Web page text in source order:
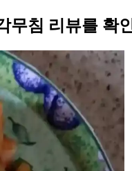
무침 리뷰를 확